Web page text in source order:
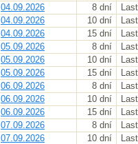
04.09.2026
8 dní
04.09.2026
10 dní
04.09.2026
15 dní
05.09.2026
8 dní
05.09.2026
10 dní
05.09.2026
15 dní
06.09.2026
8 dní
06.09.2026
10 dní
06.09.2026
15 dní
07.09.2026
8 dní
07.09.2026
10 dní